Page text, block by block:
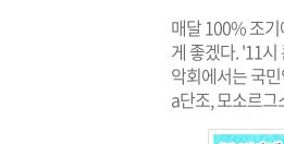
매달 100% 조
게 좋겠다. '11
악회에서는 국
a단조, 모소르